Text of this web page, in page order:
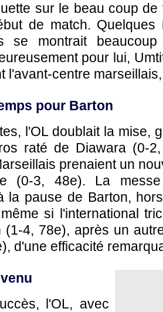
sur le beau coup
de match.
se montrait
pour lui,
l'avant-centre
pour Barton
l'OL doublait la mise,
raté de Diawara (0-
prenaient un
(0-3, 48e). La
la pause de Barton,
si l'international
(1-4, 78e), après un
d'une efficacité
l'OL, avec